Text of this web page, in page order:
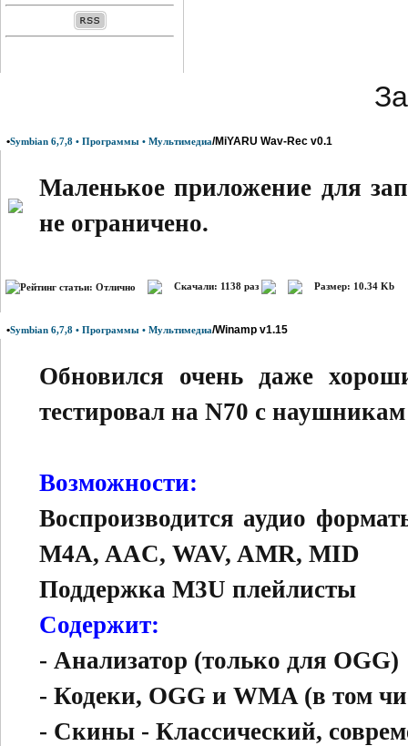
•Symbian 6,7,8 • Программы • Мультимедиа/MiYARU Wav-Rec v0.1
Маленькое приложение для
не ограничено.
Скачали: 1138 раз Размер: 10.34 Kb
•Symbian 6,7,8 • Программы • Мультимедиа/Winamp v1.15
Обновился очень даже
тестировал на N70 с наушникам
Возможности:
Воспроизводится аудио
M4A, AAC, WAV, AMR, MID
Поддержка M3U плейлисты
Содержит:
- Анализатор (только для OGG)
- Кодеки, OGG и WMA (в том
- Скины - Классический,